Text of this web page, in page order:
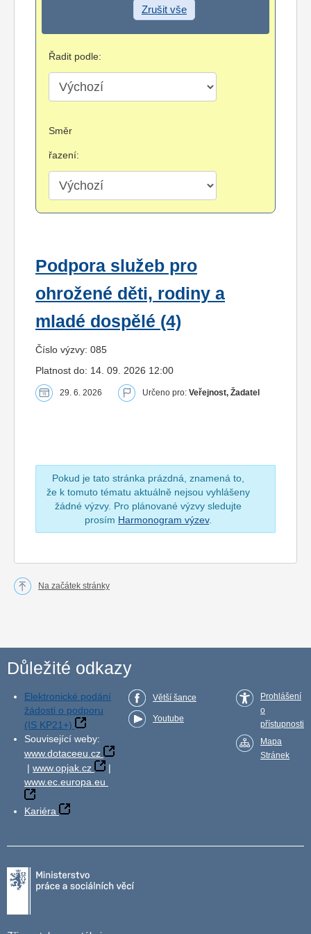
Zrušit vše
Řadit podle:
Směr
řazení:
Podpora služeb pro
ohrožené děti, rodiny a
mladé dospělé (4)
Číslo výzvy: 085
Platnost do: 14. 09. 2026 12:00
29. 6. 2026 Určeno pro: Veřejnost, Žadatel
Pokud je tato stránka prázdná, znamená to,
že k tomuto tématu aktuálně nejsou vyhlášeny
žádné výzvy. Pro plánované výzvy sledujte
prosím Harmonogram výzev.
Na začátek stránky
Důležité odkazy
Elektronické podání
žádosti o podporu
(IS KP21+)
Související weby:
www.dotaceeu.cz
| www.opjak.cz
|
www.ec.europa.eu
Kariéra
Větší šance
Youtube
Prohlášení
o
přístupnosti
Mapa
Stránek